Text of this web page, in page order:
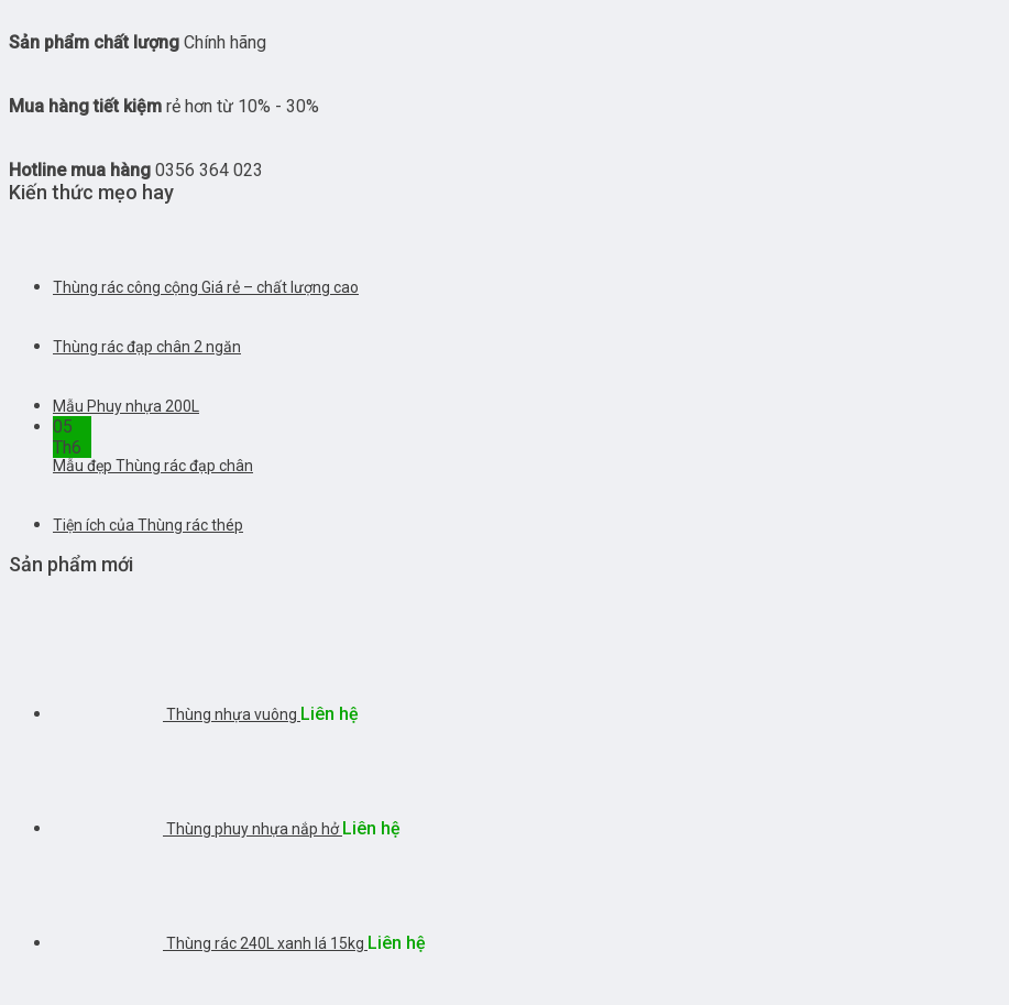
Sản phẩm chất lượng Chính hãng
Mua hàng tiết kiệm rẻ hơn từ 10% - 30%
Hotline mua hàng 0356 364 023
Kiến thức mẹo hay
Thùng rác công cộng Giá rẻ – chất lượng cao
Thùng rác đạp chân 2 ngăn
Mẫu Phuy nhựa 200L
05
Th6
Mẫu đẹp Thùng rác đạp chân
Tiện ích của Thùng rác thép
Sản phẩm mới
Thùng nhựa vuông Liên hệ
Thùng phuy nhựa nắp hở Liên hệ
Thùng rác 240L xanh lá 15kg Liên hệ